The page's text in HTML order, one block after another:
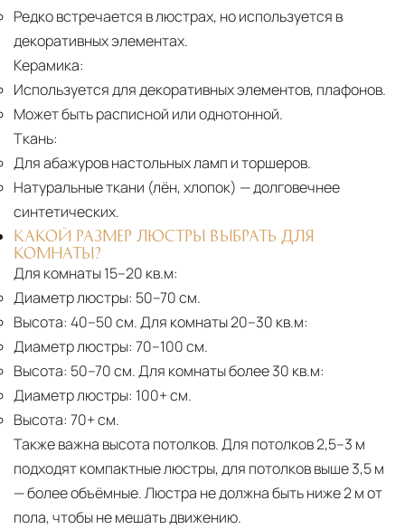
Редко встречается в люстрах, но используется в
декоративных элементах.
Керамика:
Используется для декоративных элементов, плафонов.
Может быть расписной или однотонной.
Ткань:
Для абажуров настольных ламп и торшеров.
Натуральные ткани (лён, хлопок) — долговечнее
синтетических.
КАКОЙ РАЗМЕР ЛЮСТРЫ ВЫБРАТЬ ДЛЯ
КОМНАТЫ?
Для комнаты 15–20 кв.м:
Диаметр люстры: 50–70 см.
Высота: 40–50 см. Для комнаты 20–30 кв.м:
Диаметр люстры: 70–100 см.
Высота: 50–70 см. Для комнаты более 30 кв.м:
Диаметр люстры: 100+ см.
Высота: 70+ см.
Также важна высота потолков. Для потолков 2,5–3 м
подходят компактные люстры, для потолков выше 3,5 м
— более объёмные. Люстра не должна быть ниже 2 м от
пола, чтобы не мешать движению.